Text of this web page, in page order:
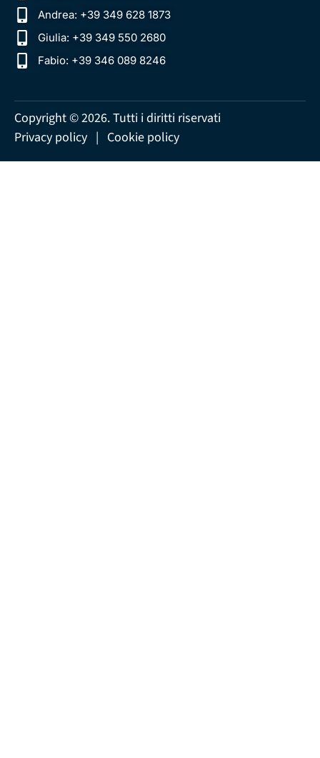
Andrea: +39 349 628 1873‬
Giulia: +39 349 550 2680
Fabio: +39 346 089 8246‬
Copyright © 2026. Tutti i diritti riservati
Privacy policy | Cookie policy